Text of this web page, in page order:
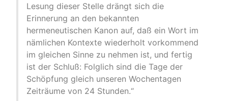
Lesung dieser Stelle drängt sich die
Erinnerung an den bekannten
hermeneutischen Kanon auf, daß ein Wort im
nämlichen Kontexte wiederholt vorkommend
im gleichen Sinne zu nehmen ist, und fertig
ist der Schluß: Folglich sind die Tage der
Schöpfung gleich unseren Wochentagen
Zeiträume von 24 Stunden.“